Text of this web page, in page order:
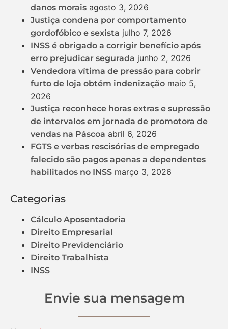
danos morais agosto 3, 2026
Justiça condena por comportamento
gordofóbico e sexista julho 7, 2026
INSS é obrigado a corrigir benefício após
erro prejudicar segurada junho 2, 2026
Vendedora vítima de pressão para cobrir
furto de loja obtém indenização maio 5,
2026
Justiça reconhece horas extras e supressão
de intervalos em jornada de promotora de
vendas na Páscoa abril 6, 2026
FGTS e verbas rescisórias de empregado
falecido são pagos apenas a dependentes
habilitados no INSS março 3, 2026
Categorias
Cálculo Aposentadoria
Direito Empresarial
Direito Previdenciário
Direito Trabalhista
INSS
Envie sua mensagem